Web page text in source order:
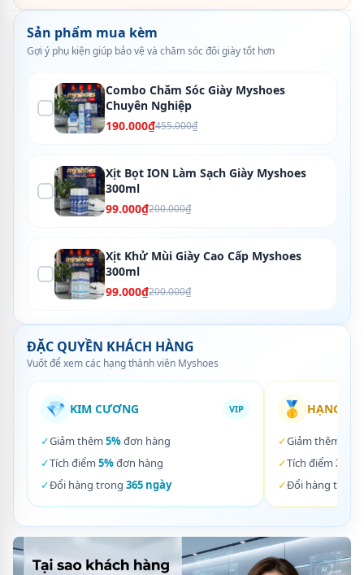
Sản phẩm mua kèm
Gợi ý phụ kiện giúp bảo vệ và chăm sóc đôi giày tốt hơn
Combo Chăm Sóc Giày Myshoes
Chuyên Nghiệp
190.000₫455.000₫
Xịt Bọt ION Làm Sạch Giày Myshoes
300ml
99.000₫200.000₫
Xịt Khử Mùi Giày Cao Cấp Myshoes
300ml
99.000₫200.000₫
ĐẶC QUYỀN KHÁCH HÀNG
Vuốt để xem các hạng thành viên Myshoes
💎 KIM CƯƠNG VIP
✓Giảm thêm 5%đơn hàng
✓Tích điểm 5%đơn hàng
✓Đổi hàng trong 365 ngày
🥇 HẠNG
✓Giảm thêm
✓Tích điểm 3%
✓Đổi hàng trong